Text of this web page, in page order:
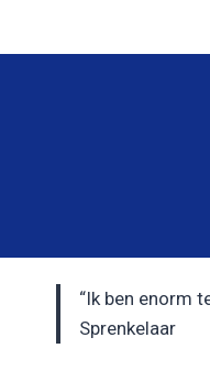
“Ik ben enorm
Sprenkelaar